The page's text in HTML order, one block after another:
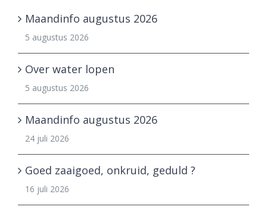
Maandinfo augustus 2026
5 augustus 2026
Over water lopen
5 augustus 2026
Maandinfo augustus 2026
24 juli 2026
Goed zaaigoed, onkruid, geduld ?
16 juli 2026